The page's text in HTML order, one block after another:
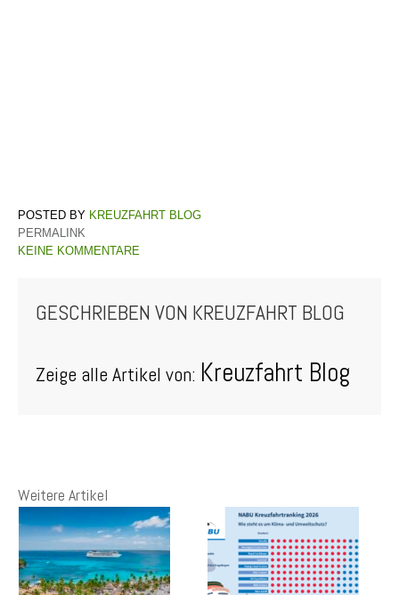
KREUZFAHRT BLOG
PERMALINK
KEINE KOMMENTARE
GESCHRIEBEN VON KREUZFAHRT BLOG
Zeige alle Artikel von: Kreuzfahrt Blog
Weitere Artikel